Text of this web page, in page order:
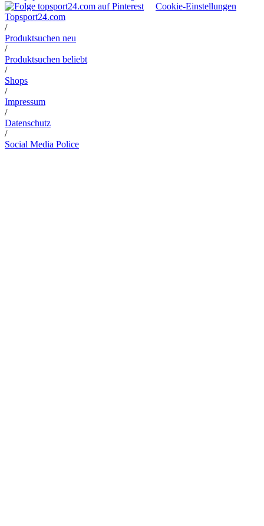
Cookie-Einstellungen
Topsport24.com
/
Produktsuchen neu
/
Produktsuchen beliebt
/
Shops
/
Impressum
/
Datenschutz
/
Social Media Police